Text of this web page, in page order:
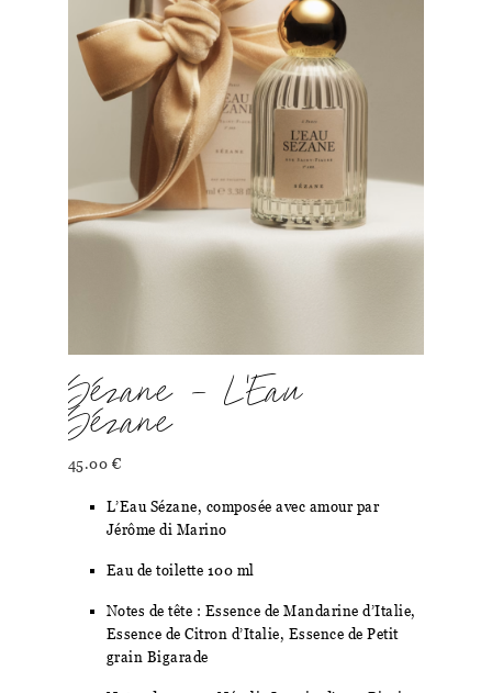
Sézane – L’Eau
Sézane
45.00 €
L’Eau Sézane, composée avec amour par
Jérôme di Marino
Eau de toilette 100 ml
Notes de tête : Essence de Mandarine d’Italie,
Essence de Citron d’Italie, Essence de Petit
grain Bigarade